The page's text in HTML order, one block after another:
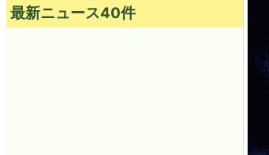
最新ニュース40件